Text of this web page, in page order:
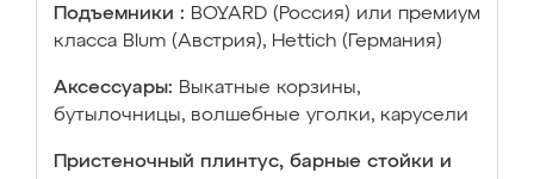
Подъемники : BOYARD (Россия) или премиум
класса Blum (Австрия), Hettich (Германия)
Аксессуары: Выкатные корзины,
бутылочницы, волшебные уголки, карусели
Пристеночный плинтус, барные стойки и